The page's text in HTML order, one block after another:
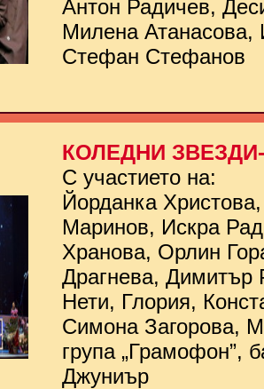
Антон Радичев,
Милена Атанасова,
Стефан Стефанов
КОЛЕДНИ ЗВЕЗДИ-
С участието на:
Йорданка
Маринов, Искра
Хранова, Орлин
Драгнева, Димитър
Нети, Глория,
Симона Загорова,
група „Грамофон”,
Джуниър